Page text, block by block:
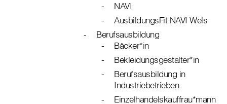
NAVI
AusbildungsFit NAVI Wels
Berufsausbildung
Bäcker*in
Bekleidungsgestalter*in
Berufsausbildung in
Industriebetrieben
Einzelhandelskauffrau*mann